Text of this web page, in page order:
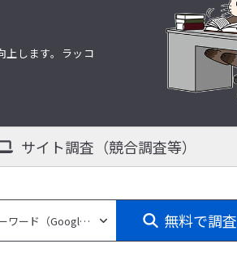
上します。ラッコ
サイト調査 （競合調査等）
無料で調査